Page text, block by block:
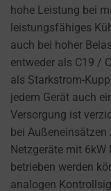
hohe Leistung bei
leistungsfähiges
auch bei hoher
entweder als C19 /
als Starkstrom-
jedem Gerät auch
Versorgung ist
bei
Netzgeräte mit
betrieben werden
analogen